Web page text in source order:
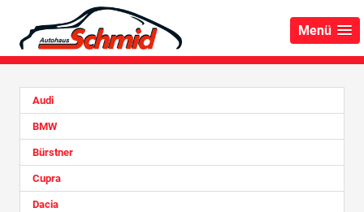
Menü
Audi
BMW
Bürstner
Cupra
Dacia